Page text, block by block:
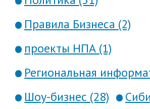
Правила Бизнеса (2)
проекты НПА (1)
Региональная
Шоу-бизнес (28)